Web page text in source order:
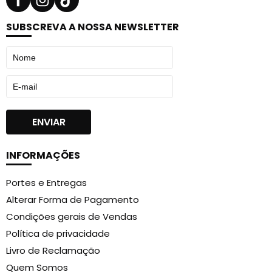
SUBSCREVA A NOSSA NEWSLETTER
INFORMAÇÕES
Portes e Entregas
Alterar Forma de Pagamento
Condições gerais de Vendas
Política de privacidade
Livro de Reclamação
Quem Somos